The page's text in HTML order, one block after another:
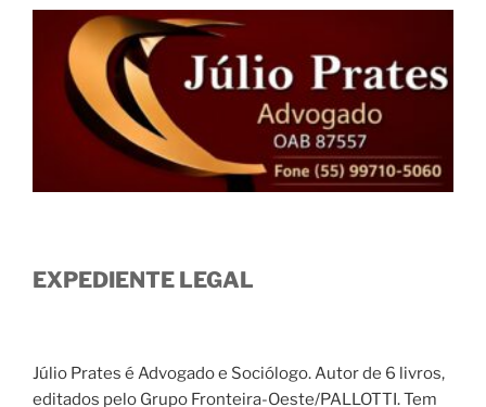
EXPEDIENTE LEGAL
Júlio Prates é Advogado e Sociólogo. Autor de 6 livros,
editados pelo Grupo Fronteira-Oeste/PALLOTTI. Tem